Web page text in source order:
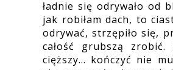
ładnie się odrywało od
jak robiłam dach, to
odrywać, strzępiło się,
całość grubszą zrobić.
cięższy... kończyć nie